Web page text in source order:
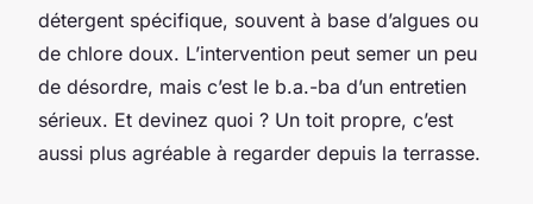
détergent spécifique, souvent à base d’algues ou
de chlore doux. L’intervention peut semer un peu
de désordre, mais c’est le b.a.-ba d’un entretien
sérieux. Et devinez quoi ? Un toit propre, c’est
aussi plus agréable à regarder depuis la terrasse.